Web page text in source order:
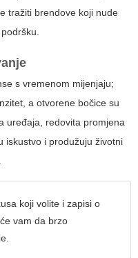
tražiti brendove koji nude
s vremenom mijenjaju;
a otvorene bočice su
uređaja, redovita promjena
iskustvo i produžuju životni
koji volite i zapisi o
vam da brzo